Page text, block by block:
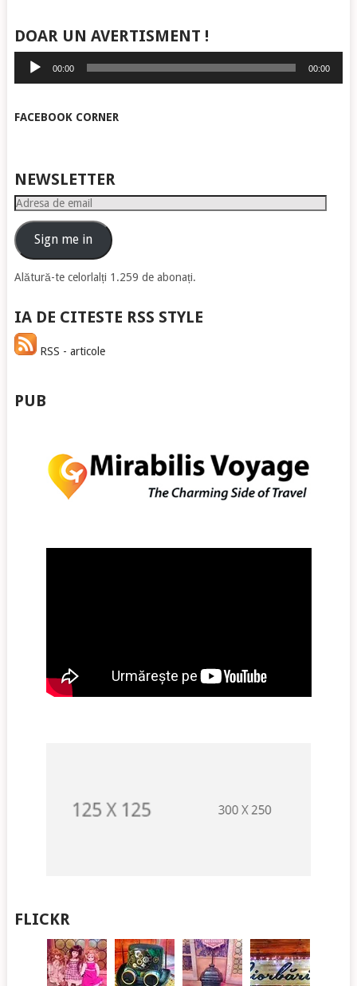
DOAR UN AVERTISMENT !
Player
audio
00:00 00:00
FACEBOOK CORNER
NEWSLETTER
Adresa
emailSign me in
Alătură-te celorlalți 1.259 de abonați.
IA DE CITESTE RSS STYLE
RSS - articole
PUB
FLICKR